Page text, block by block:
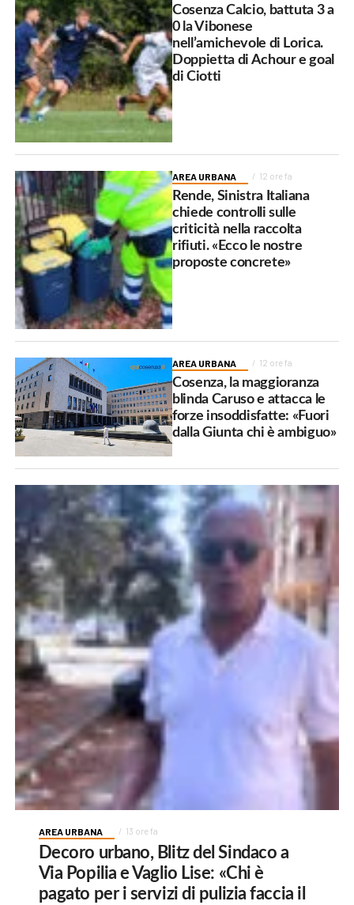
Cosenza Calcio, battuta 3 a
0 la Vibonese
nell’amichevole di Lorica.
Doppietta di Achour e goal
di Ciotti
AREA URBANA 12 ore fa
Rende, Sinistra Italiana
chiede controlli sulle
criticità nella raccolta
rifiuti. «Ecco le nostre
proposte concrete»
AREA URBANA 12 ore fa
Cosenza, la maggioranza
blinda Caruso e attacca le
forze insoddisfatte: «Fuori
dalla Giunta chi è ambiguo»
AREA URBANA 13 ore fa
Decoro urbano, Blitz del Sindaco a
Via Popilia e Vaglio Lise: «Chi è
pagato per i servizi di pulizia faccia il